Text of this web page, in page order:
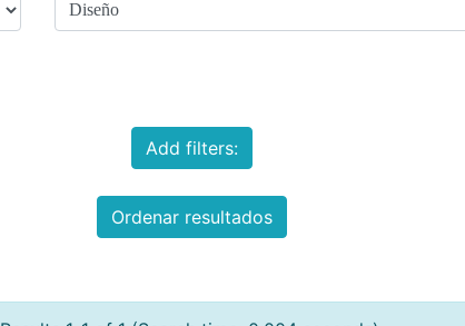
Add filters:
Ordenar resultados